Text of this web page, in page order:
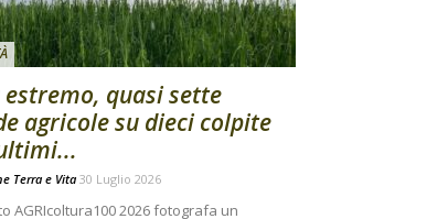
estremo, quasi sette
agricole su dieci colpite
Terra e Vita30 Luglio 2026
AGRIcoltura100 2026 fotografa un